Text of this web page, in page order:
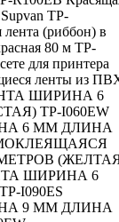
TP-
(риббон) в
80 м TP-
для принтера
ленты из
ШИРИНА 6
TP-I060EW
6 ММ ДЛИНА
ШИРИНА 6
I090ES
9 ММ ДЛИНА